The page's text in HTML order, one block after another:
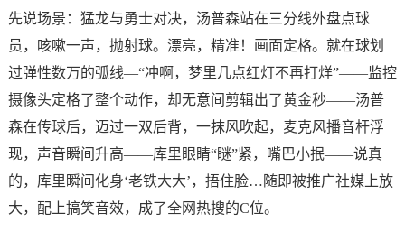
先说场景：猛龙与勇士对决，汤普森站在三分线外盘点球
员，咳嗽一声，抛射球。漂亮，精准！画面定格。就在球划
过弹性数万的弧线—“冲啊，梦里几点红灯不再打烊”——监控
摄像头定格了整个动作，却无意间剪辑出了黄金秒——汤普
森在传球后，迈过一双后背，一抹风吹起，麦克风播音杆浮
现，声音瞬间升高——库里眼睛“瞇”紧，嘴巴小抿——说真
的，库里瞬间化身‘老铁大大’，捂住脸…随即被推广社媒上放
大，配上搞笑音效，成了全网热搜的C位。